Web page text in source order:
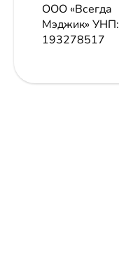
ООО «Всегда
Мэджик» УНП:
193278517